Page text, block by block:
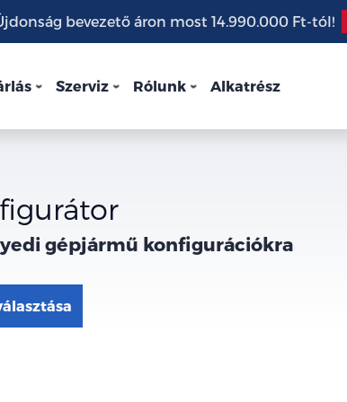
bevezető áron most 14.990.000 Ft-tól!
Szerviz Rólunk Alkatrész
gépjármű konfigurációkra